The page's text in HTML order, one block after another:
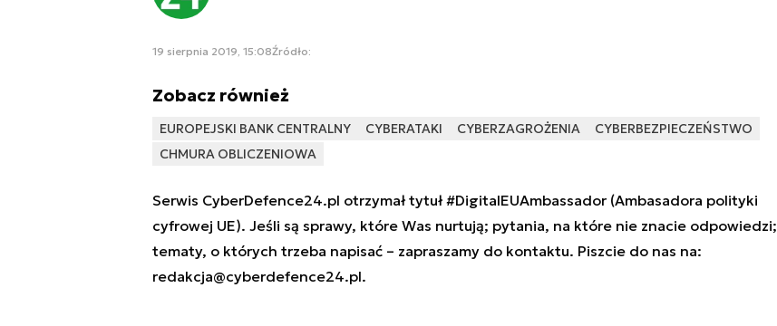
19 sierpnia 2019, 15:08Źródło:
Zobacz również
EUROPEJSKI BANK CENTRALNY CYBERATAKI CYBERZAGROŻENIA
CYBERBEZPIECZEŃSTWO
CHMURA OBLICZENIOWA
Serwis CyberDefence24.pl otrzymał tytuł #DigitalEUAmbassador (Ambasadora polityki
cyfrowej UE). Jeśli są sprawy, które Was nurtują; pytania, na które nie znacie odpowiedzi;
tematy, o których trzeba napisać – zapraszamy do kontaktu. Piszcie do nas na:
redakcja@cyberdefence24.pl.